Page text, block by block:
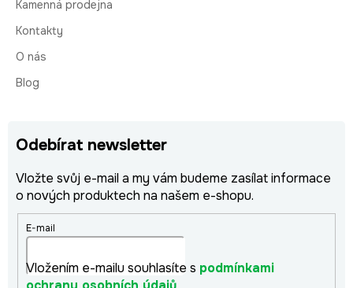
Kamenná prodejna
Kontakty
O nás
Blog
Odebírat newsletter
Vložte svůj e-mail a my vám budeme zasílat informace
o nových produktech na našem e-shopu.
E-mail
Vložením e-mailu souhlasíte s podmínkami